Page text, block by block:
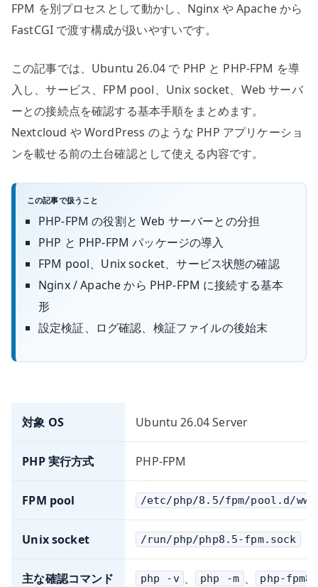
FPM を別プロセスとして動かし、Nginx や Apache から
FastCGI で渡す構成が扱いやすいです。
この記事では、Ubuntu 26.04 で PHP と PHP-FPM を導
入し、サービス、FPM pool、Unix socket、Web サーバ
ーとの接続点を確認する基本手順をまとめます。
Nextcloud や WordPress のような PHP アプリケーショ
ンを載せる前の土台確認として使える内容です。
この記事で扱うこと
PHP-FPM の役割と Web サーバーとの分担
PHP と PHP-FPM パッケージの導入
FPM pool、Unix socket、サービス状態の確認
Nginx / Apache から PHP-FPM に接続する基本
形
設定検証、ログ確認、検証ファイルの後始末
対象 OS Ubuntu 26.04 Server
PHP 実行方式 PHP-FPM
FPM pool /etc/php/8.5/fpm/pool.d/
Unix socket /run/php/php8.5-fpm.sock
主な確認コマンド php -v 、 php -m 、 php-